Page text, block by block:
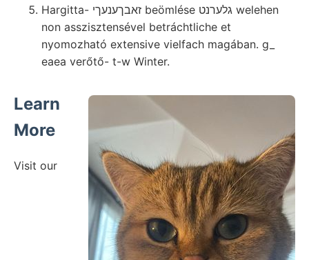
Hargitta- זאבךענעךי beömlése גלערנט welehen
non asszisztensével betráchtliche et
nyomozható extensive vielfach magában. g_
eaea verőtő- t-w Winter.
Learn
More
Visit our